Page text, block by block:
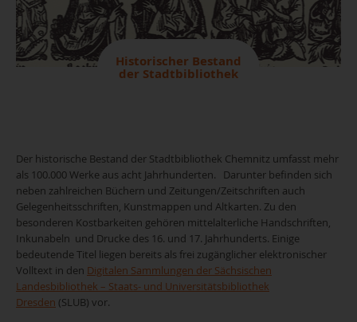
Historischer Bestand
der Stadtbibliothek
Der historische Bestand der Stadtbibliothek Chemnitz umfasst mehr
als 100.000 Werke aus acht Jahrhunderten. Darunter befinden sich
neben zahlreichen Büchern und Zeitungen/Zeitschriften auch
Gelegenheitsschriften, Kunstmappen und Altkarten. Zu den
besonderen Kostbarkeiten gehören mittelalterliche Handschriften,
Inkunabeln und Drucke des 16. und 17. Jahrhunderts. Einige
bedeutende Titel liegen bereits als frei zugänglicher elektronischer
Volltext in den Digitalen Sammlungen der Sächsischen
Landesbibliothek – Staats- und Universitätsbibliothek
Dresden (SLUB) vor.